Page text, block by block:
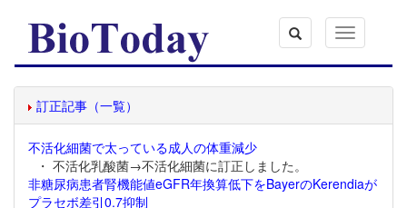
Toggle
navigation
訂正記事（一覧）
不活化細菌で太っている成人の体重減少
・ 不活化乳酸菌→不活化細菌に訂正しました。
非糖尿病患者腎機能値eGFR年換算低下をBayerのKerendiaが
プラセボ差引0.7抑制